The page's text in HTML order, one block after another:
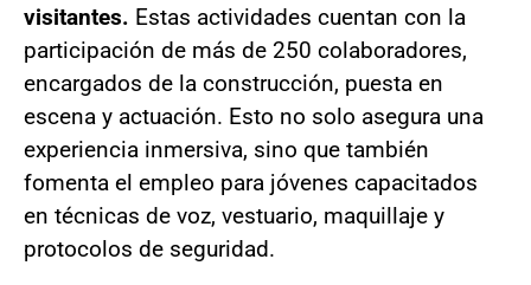
visitantes. Estas actividades cuentan con la
participación de más de 250 colaboradores,
encargados de la construcción, puesta en
escena y actuación. Esto no solo asegura una
experiencia inmersiva, sino que también
fomenta el empleo para jóvenes capacitados
en técnicas de voz, vestuario, maquillaje y
protocolos de seguridad.